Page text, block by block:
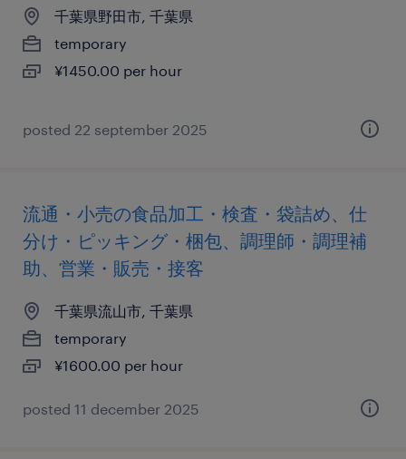
千葉県野田市, 千葉県
temporary
¥1450.00 per hour
posted 22 september 2025
流通・小売の食品加工・検査・袋詰め、仕
分け・ピッキング・梱包、調理師・調理補
助、営業・販売・接客
千葉県流山市, 千葉県
temporary
¥1600.00 per hour
posted 11 december 2025